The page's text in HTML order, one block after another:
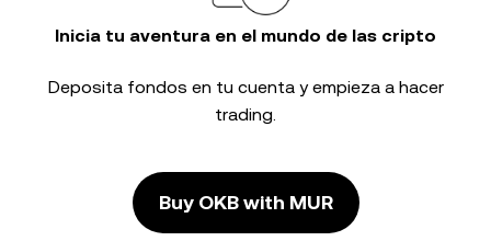
Inicia tu aventura en el mundo de las cripto
Deposita fondos en tu cuenta y empieza a hacer
trading.
Buy OKB with MUR